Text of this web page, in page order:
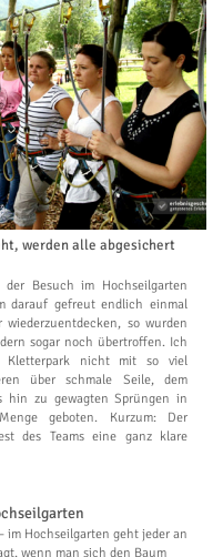
werden alle abgesichert
Besuch im Hochseilgarten
darauf gefreut endlich einmal
so wurden
sogar noch übertroffen. Ich
Kletterpark nicht mit so viel
über schmale Seile, dem
hin zu gewagten Sprüngen in
geboten. Kurzum: Der
des Teams eine ganz klare
im Hochseilgarten geht jeder an
wenn man sich den Baum